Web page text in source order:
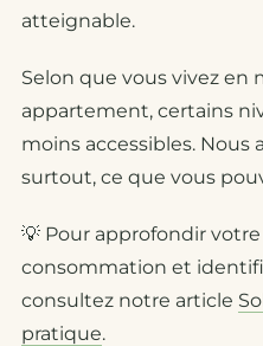
atteignable.
Selon que vous vivez en
appartement, certains
moins accessibles. Nous
surtout, ce que vous
💡 Pour approfondir
consommation et
consultez notre article
pratique.